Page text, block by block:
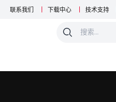
联系我们 下载中心 技术支持
0